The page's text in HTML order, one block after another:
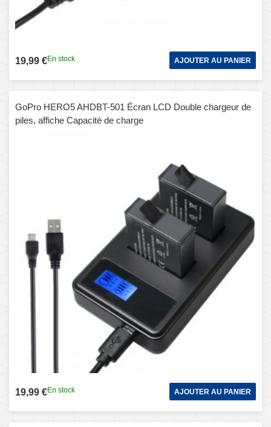
19,99 €En stock AJOUTER AU PANIER
GoPro HERO5 AHDBT-501 Écran LCD Double chargeur de
piles, affiche Capacité de charge
19,99 €En stock AJOUTER AU PANIER